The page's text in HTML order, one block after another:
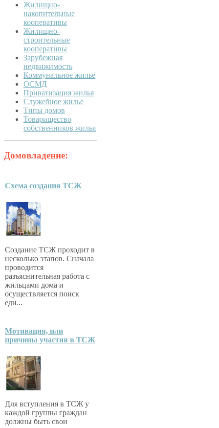
Жилищно-
накопительные
кооперативы
Жилищно-
строительные
кооперативы
Зарубежная
недвижимость
Коммунальное жильё
ОСМД
Приватизация жилья
Служебное жилье
Типы домов
Товарищество
собственников жилья
Домовладение:
Схема создания ТСЖ
Создание ТСЖ проходит в
несколько этапов. Сначала
проводится
разъяснительная работа с
жильцами дома и
осуществляется поиск
еди...
Мотивация, или
причины участия в ТСЖ
Для вступления в ТСЖ у
каждой группы граждан
должны быть свои